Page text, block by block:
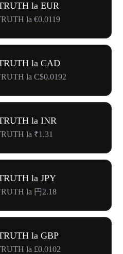
la EUR
la €0.0119
la CAD
la C$0.0192
la INR
la ₹1.31
la JPY
la 円2.18
la GBP
la £0.0102